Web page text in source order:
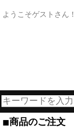
ようこそゲストさん！
■商品のご注文